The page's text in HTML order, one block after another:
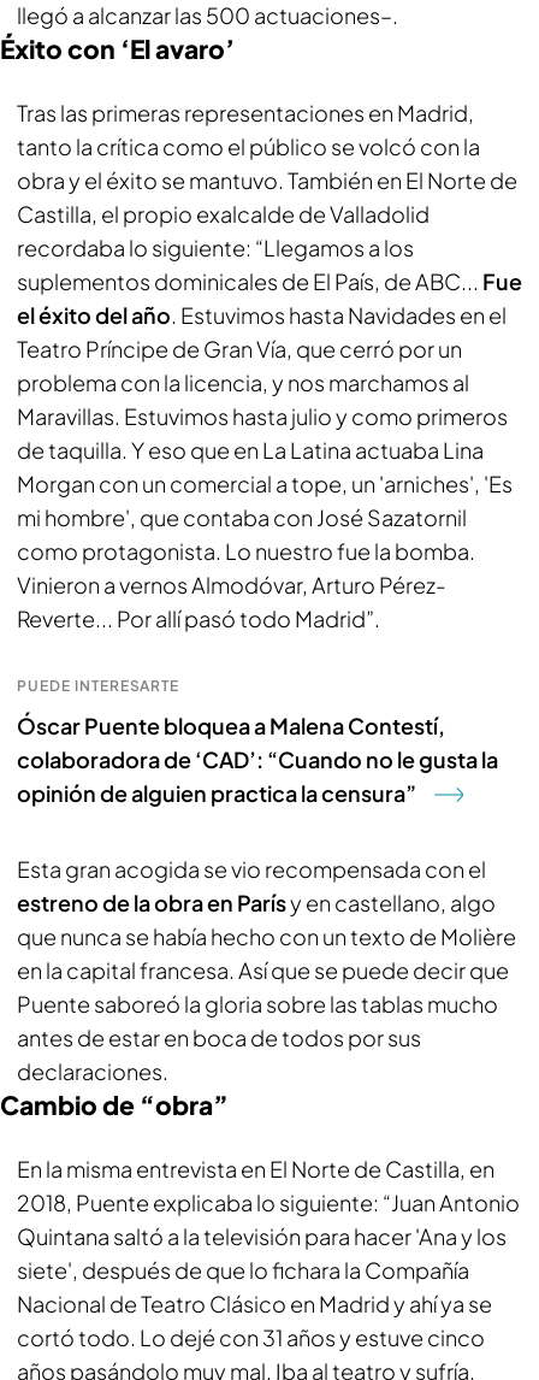
llegó a alcanzar las 500 actuaciones–.
Éxito con ‘El avaro’
Tras las primeras representaciones en Madrid,
tanto la crítica como el público se volcó con la
obra y el éxito se mantuvo. También en El Norte de
Castilla, el propio exalcalde de Valladolid
recordaba lo siguiente: “Llegamos a los
suplementos dominicales de El País, de ABC... Fue
el éxito del año. Estuvimos hasta Navidades en el
Teatro Príncipe de Gran Vía, que cerró por un
problema con la licencia, y nos marchamos al
Maravillas. Estuvimos hasta julio y como primeros
de taquilla. Y eso que en La Latina actuaba Lina
Morgan con un comercial a tope, un 'arniches', 'Es
mi hombre', que contaba con José Sazatornil
como protagonista. Lo nuestro fue la bomba.
Vinieron a vernos Almodóvar, Arturo Pérez-
Reverte... Por allí pasó todo Madrid”.
PUEDE INTERESARTE
Óscar Puente bloquea a Malena Contestí,
colaboradora de ‘CAD’: “Cuando no le gusta la
opinión de alguien practica la censura”
Esta gran acogida se vio recompensada con el
estreno de la obra en Parísy en castellano, algo
que nunca se había hecho con un texto de Molière
en la capital francesa. Así que se puede decir que
Puente saboreó la gloria sobre las tablas mucho
antes de estar en boca de todos por sus
declaraciones.
Cambio de “obra”
En la misma entrevista en El Norte de Castilla, en
2018, Puente explicaba lo siguiente: “Juan Antonio
Quintana saltó a la televisión para hacer 'Ana y los
siete', después de que lo fichara la Compañía
Nacional de Teatro Clásico en Madrid y ahí ya se
cortó todo. Lo dejé con 31 años y estuve cinco
años pasándolo muy mal. Iba al teatro y sufría.